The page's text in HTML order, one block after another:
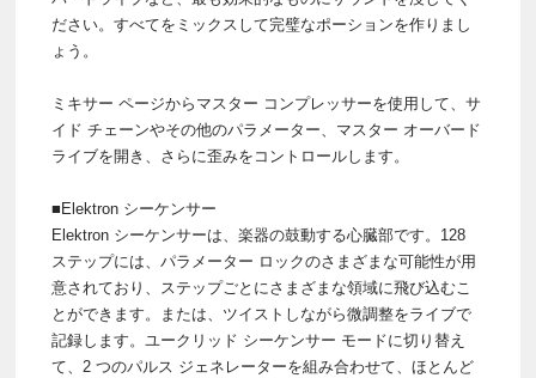
ださい。すべてをミックスして完璧なポーションを作りまし
ょう。
ミキサー ページからマスター コンプレッサーを使用して、サ
イド チェーンやその他のパラメーター、マスター オーバード
ライブを開き、さらに歪みをコントロールします。
■Elektron シーケンサー
Elektron シーケンサーは、楽器の鼓動する心臓部です。128
ステップには、パラメーター ロックのさまざまな可能性が用
意されており、ステップごとにさまざまな領域に飛び込むこ
とができます。または、ツイストしながら微調整をライブで
記録します。ユークリッド シーケンサー モードに切り替え
て、2 つのパルス ジェネレーターを組み合わせて、ほとんど